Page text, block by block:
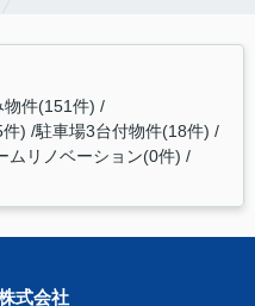
物件(151件)
) 駐車場3台付物件(18件)
ムリノベーション(0件)
式会社